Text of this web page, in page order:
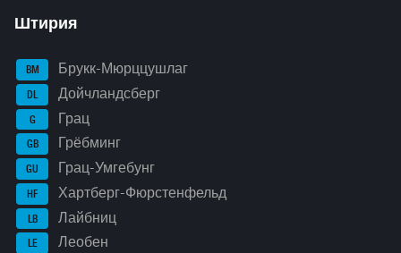
Штирия
BM Брукк-Мюрццушлаг
DL Дойчландсберг
G Грац
GB Грёбминг
GU Грац-Умгебунг
HF Хартберг-Фюрстенфельд
LB Лайбниц
LE Леобен